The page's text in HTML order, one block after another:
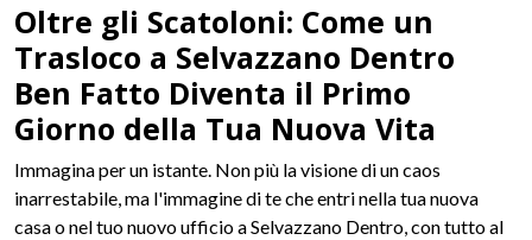
Oltre gli Scatoloni: Come un
Trasloco a Selvazzano Dentro
Ben Fatto Diventa il Primo
Giorno della Tua Nuova Vita
Immagina per un istante. Non più la visione di un caos
inarrestabile, ma l'immagine di te che entri nella tua nuova
casa o nel tuo nuovo ufficio a Selvazzano Dentro, con tutto al